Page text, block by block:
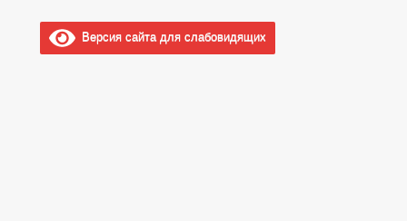
Версия сайта для слабовидящих